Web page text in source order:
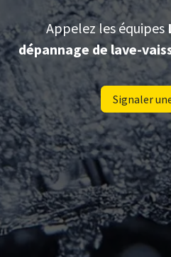
Appelez les équipes
dépannage de lave-
Signaler